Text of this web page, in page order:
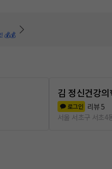
💰💰
김 정신건강
로그인 리뷰5
서울 서초구 서초4